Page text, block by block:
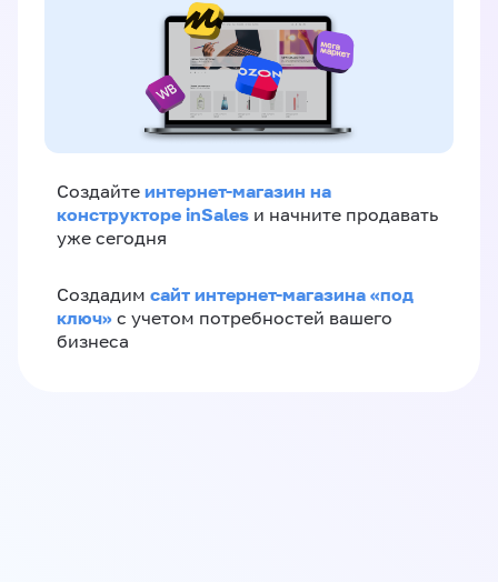
Создайте интернет-магазин на
конструкторе inSales и начните продавать
уже сегодня
Создадим сайт интернет-магазина «под
ключ» с учетом потребностей вашего
бизнеса